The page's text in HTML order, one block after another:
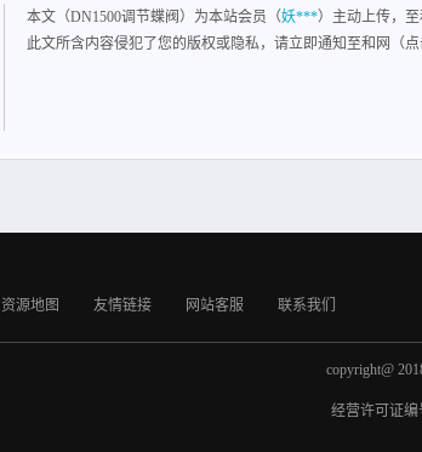
口径阀门。
本文（DN1500调节蝶阀）为本站会员（妖***）主动上传，
此文所含内容侵犯了您的版权或隐私，请立即通知至和网（
资源地图 友情链接 网站客服 联系我们
copyright@
经营许可证编